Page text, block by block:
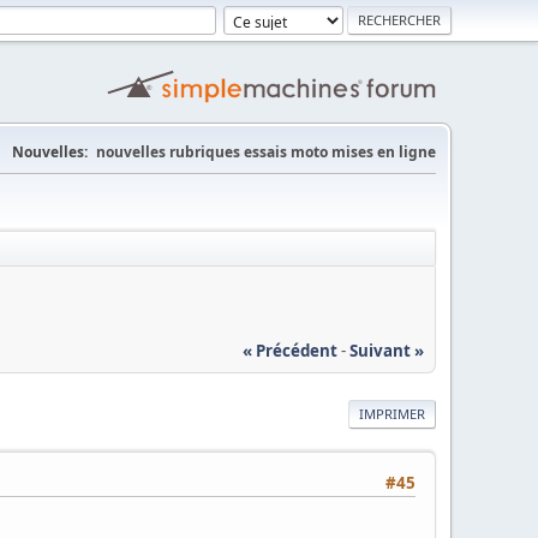
Nouvelles: nouvelles rubriques essais moto mises en ligne
« Précédent-Suivant »
IMPRIMER
#45